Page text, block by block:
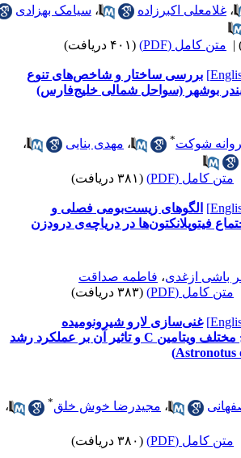
غلامعلی اکبرزاده ،سیامک بهزادی
متن کامل (PDF) (۴۰۱ دریافت)
بررسی ساختار و شاخص‌های تنوع
بوشهر (سواحل شمالی خلیج‌فارس)
شوکت ،مهدی بنایی
،
متن کامل (PDF) (۳۸۱ دریافت)
الگوهای زیست‌بومی فصلی و
فیتوپلانکتون‌ها در دریاچه‌ی درودزن
ازغدی،فاطمه صداقت
متن کامل (PDF) (۳۸۳ دریافت)
غنی‌سازی لارو شیرونومیده
(DIPTERA) با سطوح مختلف ویتامین C و تاثیر آن بر عملکرد رشد
،مجیدرضا خوش خلق*
،
متن کامل (PDF) (۳۸۰ دریافت)